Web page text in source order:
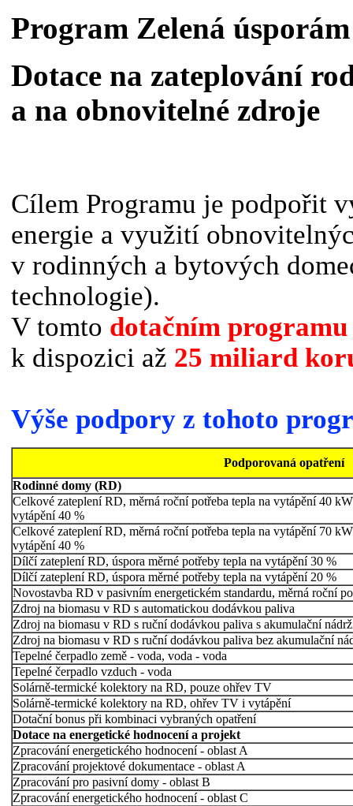
Program Zelená úsporám
Dotace na zateplování
a na obnovitelné zdroje
Cílem Programu je podpořit
energie a využití
v rodinných a bytových
technologie).
V tomto dotačním programu
k dispozici až 25 miliard
Výše podpory z tohoto
Podporovaná opatření
Rodinné domy (RD)
Celkové zateplení RD, měrná roční potřeba tepla na vytápění 40
vytápění 40 %
Celkové zateplení RD, měrná roční potřeba tepla na vytápění 70
vytápění 40 %
Dílčí zateplení RD, úspora měrné potřeby tepla na vytápění 30 %
Dílčí zateplení RD, úspora měrné potřeby tepla na vytápění 20 %
Novostavba RD v pasivním energetickém standardu, měrná roční
Zdroj na biomasu v RD s automatickou dodávkou paliva
Zdroj na biomasu v RD s ruční dodávkou paliva s akumulační
Zdroj na biomasu v RD s ruční dodávkou paliva bez akumulační
Tepelné čerpadlo země - voda, voda - voda
Tepelné čerpadlo vzduch - voda
Solárně-termické kolektory na RD, pouze ohřev TV
Solárně-termické kolektory na RD, ohřev TV i vytápění
Dotační bonus při kombinaci vybraných opatření
Dotace na energetické hodnocení a projekt
Zpracování energetického hodnocení - oblast A
Zpracování projektové dokumentace - oblast A
Zpracování pro pasivní domy - oblast B
Zpracování energetického hodnocení - oblast C